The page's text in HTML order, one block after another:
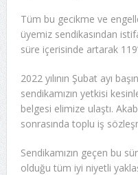
Tüm bu gecikme ve
üyemiz sendikasından
süre içerisinde artarak
2022 yılının Şubat ayı
sendikamızın yetkisi
belgesi elimize ulaştı.
sonrasında toplu iş
Sendikamızın geçen bu
olduğu tüm iyi niyetli